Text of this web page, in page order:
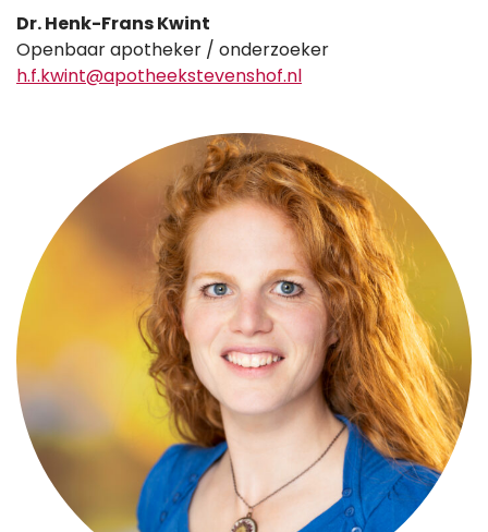
Dr. Henk-Frans Kwint
Openbaar apotheker / onderzoeker
h.f.kwint@apotheekstevenshof.nl